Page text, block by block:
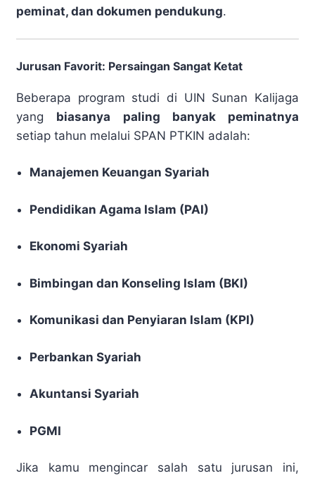
peminat, dan dokumen pendukung.
Jurusan Favorit: Persaingan Sangat Ketat
Beberapa program studi di UIN Sunan Kalijaga
yang biasanya paling banyak peminatnya
setiap tahun melalui SPAN PTKIN adalah:
Manajemen Keuangan Syariah
Pendidikan Agama Islam (PAI)
Ekonomi Syariah
Bimbingan dan Konseling Islam (BKI)
Komunikasi dan Penyiaran Islam (KPI)
Perbankan Syariah
Akuntansi Syariah
PGMI
Jika kamu mengincar salah satu jurusan ini,